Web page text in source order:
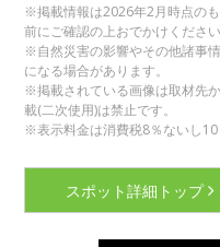
※掲載情報は2026年2月時点の
前にご確認の上おでかけください
※自然災害の影響やその他諸事
になる場合があります。
※掲載されている画像は取材先
載(二次使用)は禁止です。
※表示料金は消費税8％ないし10
スポット詳細 トップ